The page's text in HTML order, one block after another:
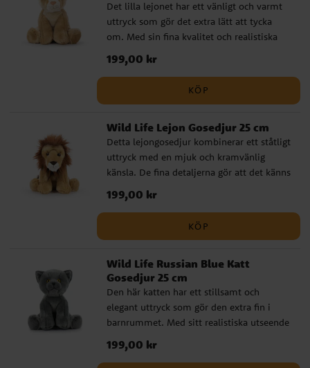
hög kvalitet ✔️ Godkänd för spädbarn från
0 månader ✔️ Storlek: 25 cm
Det lilla lejonet har ett vänligt och varmt
uttryck som gör det extra lätt att tycka
om. Med sin fina kvalitet och realistiska
känsla blir detta gosedjur en mysig vän
som passar perfekt för både lek och vila.
Det är också en väldigt fin present till en
ny liten familjemedlem, särskilt vid dop
mjukt, gulligt och genomtänkt. ✔️
Naturtroget gosedjur med hög kvalitet ✔️
Godkänd för spädbarn från 0 månader ✔️
Storlek: 26 cm
Pris:199,00 kr
199,00 kr
KÖP
Wild Life Lejon Gosedjur 25 cm
Detta lejongosedjur kombinerar ett ståtligt
uttryck med en mjuk och kramvänlig
känsla. De fina detaljerna gör att det känns
verklighetstroget, samtidigt som det har
den där varma mjukheten som man vill ha
present till barn som älskar djur, men
med lite mer känsla och kvalitet till dop
eller babyshower. ✔️ Naturtroget gosedjur
med hög kvalitet ✔️ Godkänd för spädbarn
från 0 månader ✔️ Storlek: 25 cm
Pris:199,00 kr
199,00 kr
KÖP
Wild Life Russian Blue Katt
Gosedjur 25 cm
Den här katten har ett stillsamt och
elegant uttryck som gör den extra fin i
barnrummet. Med sitt realistiska utseende
och sin mjuka kropp blir den en charmig
kombination av naturtrohet och
Pris:199,00 kr
199,00 kr